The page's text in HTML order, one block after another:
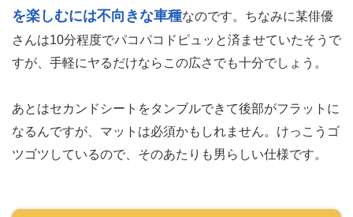
を楽しむには不向きな車種なのです。ちなみに某俳優
さんは10分程度でパコパコドピュッと済ませていたそうで
すが、手軽にヤるだけならこの広さでも十分でしょう。
あとはセカンドシートをタンブルできて後部がフラットに
なるんですが、マットは必須かもしれません。けっこうゴ
ツゴツしているので、そのあたりも男らしい仕様です。